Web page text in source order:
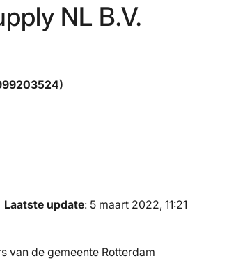
NL B.V.
Laatste update: 5 maart 2022, 11:21
van de gemeente Rotterdam